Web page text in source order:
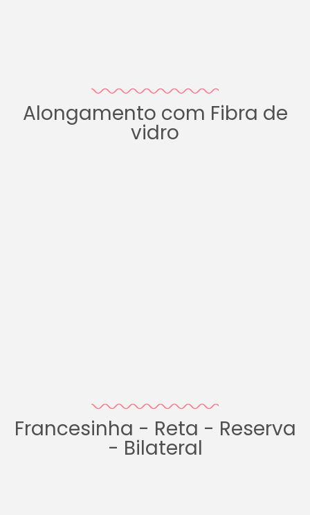
Alongamento com Fibra de
vidro
Francesinha - Reta - Reserva
- Bilateral